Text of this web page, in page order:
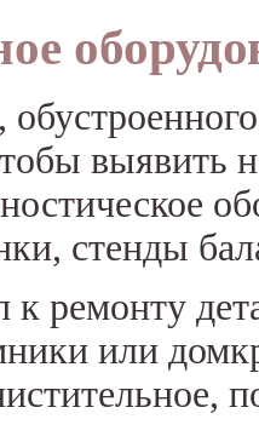
выявить
стенды
к ремонту
или